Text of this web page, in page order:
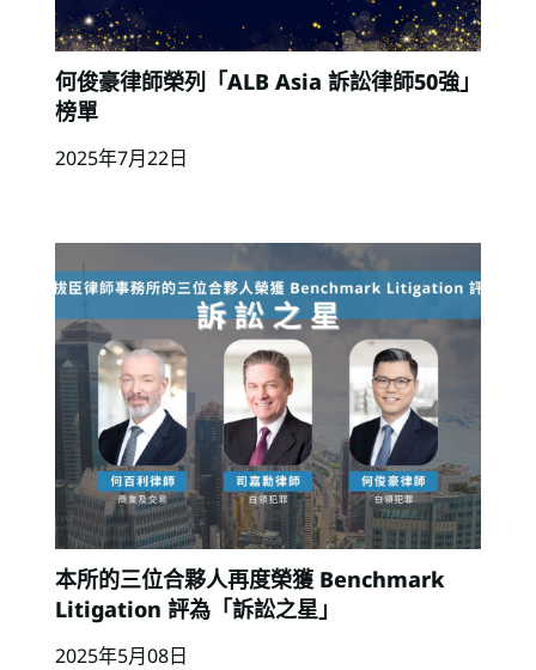
何俊豪律師榮列「ALB Asia 訴訟律師50強」
榜單
2025年7月22日
本所的三位合夥人再度榮獲 Benchmark
Litigation 評為「訴訟之星」
2025年5月08日